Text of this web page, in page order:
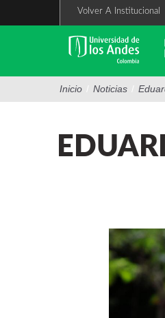
Volver A Institucional
Inicio / Noticias /